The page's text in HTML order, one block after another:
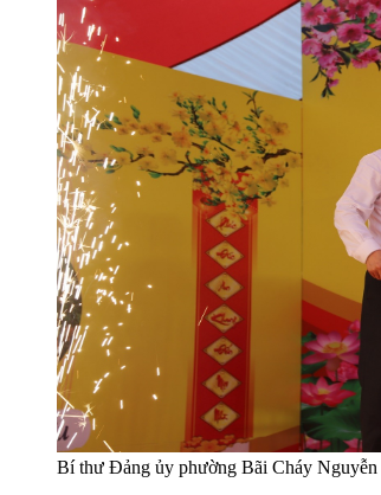
Bí thư Đảng ủy phường Bãi Cháy